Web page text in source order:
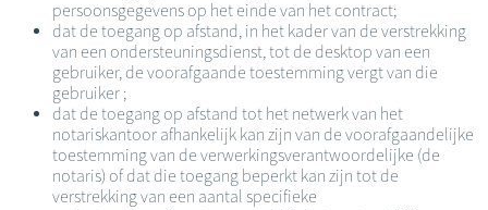
persoonsgegevens op het einde van het contract;
dat de toegang op afstand, in het kader van de verstrekking
van een ondersteuningsdienst, tot de desktop van een
gebruiker, de voorafgaande toestemming vergt van die
gebruiker ;
dat de toegang op afstand tot het netwerk van het
notariskantoor afhankelijk kan zijn van de voorafgaandelijke
toestemming van de verwerkingsverantwoordelijke (de
notaris) of dat die toegang beperkt kan zijn tot de
verstrekking van een aantal specifieke